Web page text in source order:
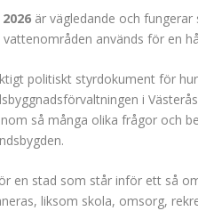
är vägledande och
används för en
politiskt styrdokument för
i
så många olika frågor och
en stad som står inför ett så
liksom skola, omsorg,